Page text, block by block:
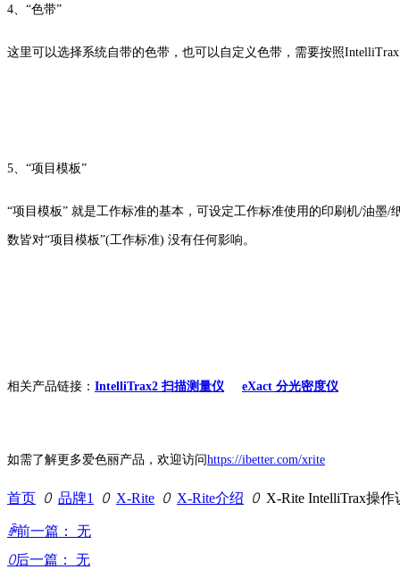
4、“色带”
这里可以选择系统自带的色带，也可以自定义色带，需要按照
5、“项目模板”
“项目模板” 就是工作标准的基本，可设定工作标准使用的印刷机/油墨
数皆对“项目模板”(工作标准) 没有任何影响。
相关产品链接： IntelliTrax2 扫描测量仪 eXact 分光密度仪
如需了解更多爱色丽产品，欢迎访问https://ibetter.com/xrite
首页 ꄲ 品牌1 ꄲ X-Rite ꄲ X-Rite介绍 ꄲ X-Rite IntelliTrax操
ꄴ前一篇：
无
ꄲ后一篇： 无